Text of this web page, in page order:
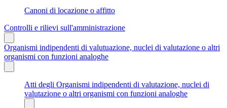
Canoni di locazione o affitto
Controlli e rilievi sull'amministrazione
Organismi indipendenti di valutuazione, nuclei di valutazione o altri
organismi con funzioni analoghe
Atti degli Organismi indipendenti di valutazione, nuclei di
valutazione o altri organismi con funzioni analoghe